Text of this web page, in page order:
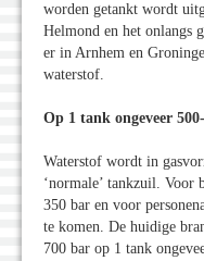
worden getankt wordt
Helmond en het onlangs
er in Arnhem en
waterstof.
Op 1 tank ongeveer
Waterstof wordt in
‘normale’ tankzuil. Voor
350 bar en voor
te komen. De huidige
700 bar op 1 tank